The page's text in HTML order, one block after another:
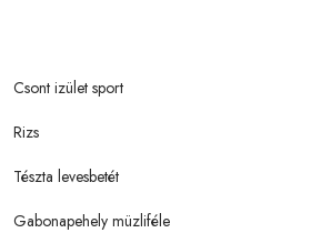
Csont izület sport
Rizs
Tészta levesbetét
Gabonapehely müzliféle